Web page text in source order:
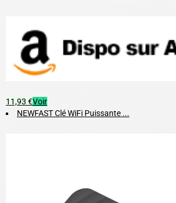
11,93 €Voir
NEWFAST Clé WiFi Puissante ...